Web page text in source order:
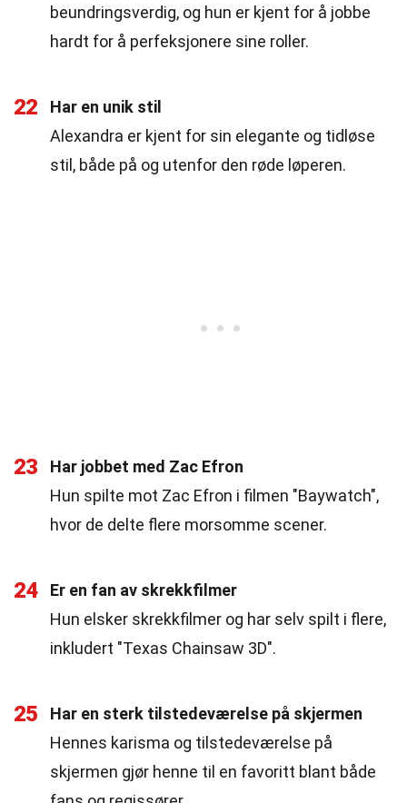
beundringsverdig, og hun er kjent for å jobbe
hardt for å perfeksjonere sine roller.
22
Har en unik stil
Alexandra er kjent for sin elegante og tidløse
stil, både på og utenfor den røde løperen.
23
Har jobbet med Zac Efron
Hun spilte mot Zac Efron i filmen "Baywatch",
hvor de delte flere morsomme scener.
24
Er en fan av skrekkfilmer
Hun elsker skrekkfilmer og har selv spilt i flere,
inkludert "Texas Chainsaw 3D".
25
Har en sterk tilstedeværelse på skjermen
Hennes karisma og tilstedeværelse på
skjermen gjør henne til en favoritt blant både